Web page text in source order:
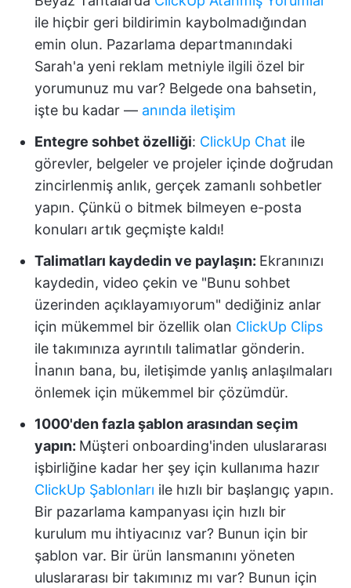
ile hiçbir geri bildirimin kaybolmadığından
emin olun. Pazarlama departmanındaki
Sarah'a yeni reklam metniyle ilgili özel bir
yorumunuz mu var? Belgede ona bahsetin,
işte bu kadar — anında iletişim
Entegre sohbet özelliği: ClickUp Chat ile
görevler, belgeler ve projeler içinde doğrudan
zincirlenmiş anlık, gerçek zamanlı sohbetler
yapın. Çünkü o bitmek bilmeyen e-posta
konuları artık geçmişte kaldı!
Talimatları kaydedin ve paylaşın: Ekranınızı
kaydedin, video çekin ve "Bunu sohbet
üzerinden açıklayamıyorum" dediğiniz anlar
için mükemmel bir özellik olan ClickUp Clips
ile takımınıza ayrıntılı talimatlar gönderin.
İnanın bana, bu, iletişimde yanlış anlaşılmaları
önlemek için mükemmel bir çözümdür.
1000'den fazla şablon arasından seçim
yapın: Müşteri onboarding'inden uluslararası
işbirliğine kadar her şey için kullanıma hazır
ClickUp Şablonları ile hızlı bir başlangıç yapın.
Bir pazarlama kampanyası için hızlı bir
kurulum mu ihtiyacınız var? Bunun için bir
şablon var. Bir ürün lansmanını yöneten
uluslararası bir takımınız mı var? Bunun için